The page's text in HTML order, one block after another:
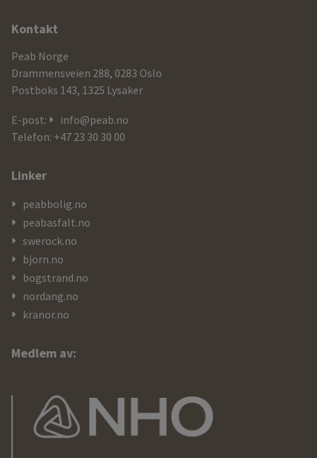
Ytterligere
informasjon
og
kontaktdetaljer
Kontakt
Peab Norge
Drammensveien 288, 0283 Oslo
Postboks 143, 1325 Lysaker
E-post:
info@peab.no
Telefon: +47 23 30 30 00
Linker
peabbolig.no
peabasfalt.no
swerock.no
bjorn.no
bogstrand.no
nordang.no
kranor.no
Medlem av: